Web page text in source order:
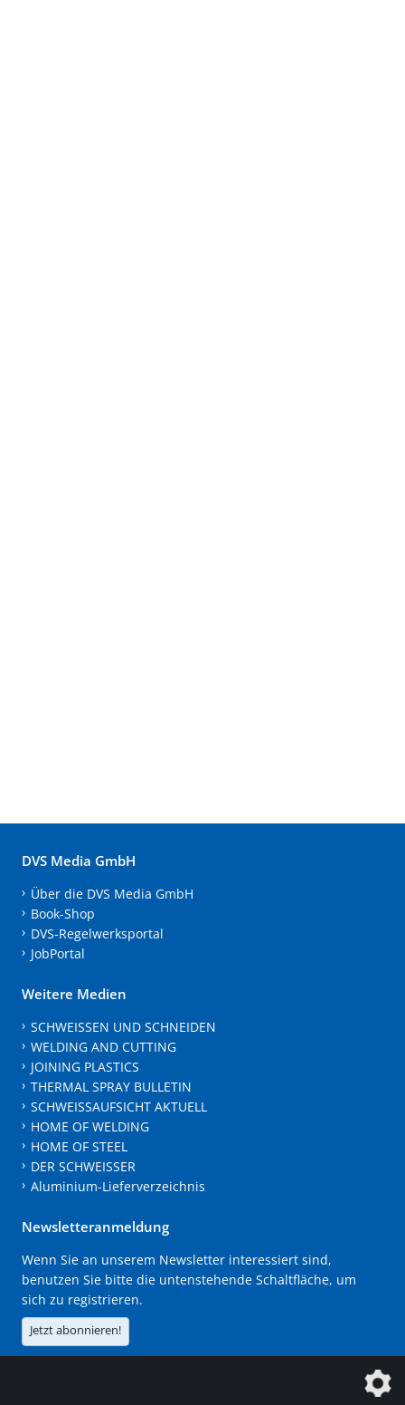
DVS Media GmbH
Über die DVS Media GmbH
Book-Shop
DVS-Regelwerksportal
JobPortal
Weitere Medien
SCHWEISSEN UND SCHNEIDEN
WELDING AND CUTTING
JOINING PLASTICS
THERMAL SPRAY BULLETIN
SCHWEISSAUFSICHT AKTUELL
HOME OF WELDING
HOME OF STEEL
DER SCHWEISSER
Aluminium-Lieferverzeichnis
Newsletteranmeldung
Wenn Sie an unserem Newsletter interessiert sind,
benutzen Sie bitte die untenstehende Schaltfläche, um
sich zu registrieren.
Jetzt abonnieren!